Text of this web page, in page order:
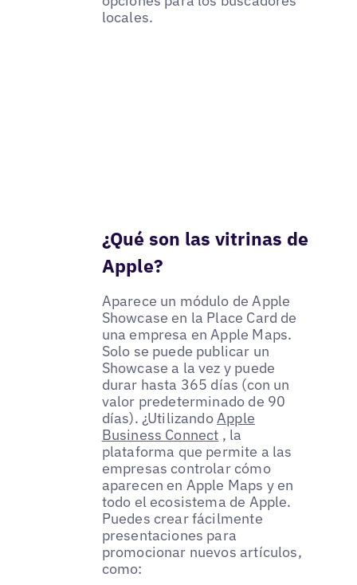
locales.
¿Qué son las vitrinas de
Apple?
Aparece un módulo de Apple
Showcase en la Place Card de
una empresa en Apple Maps.
Solo se puede publicar un
Showcase a la vez y puede
durar hasta 365 días (con un
valor predeterminado de 90
días). ¿UtilizandoApple
Business Connect , la
plataforma que permite a las
empresas controlar cómo
aparecen en Apple Maps y en
todo el ecosistema de Apple.
Puedes crear fácilmente
presentaciones para
promocionar nuevos artículos,
como: